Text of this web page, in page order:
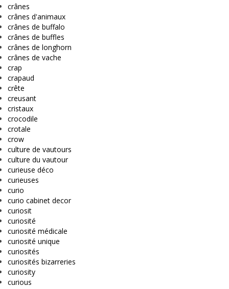
crânes
crânes d'animaux
crânes de buffalo
crânes de buffles
crânes de longhorn
crânes de vache
crap
crapaud
crête
creusant
cristaux
crocodile
crotale
crow
culture de vautours
culture du vautour
curieuse déco
curieuses
curio
curio cabinet decor
curiosit
curiosité
curiosité médicale
curiosité unique
curiosités
curiosités bizarreries
curiosity
curious